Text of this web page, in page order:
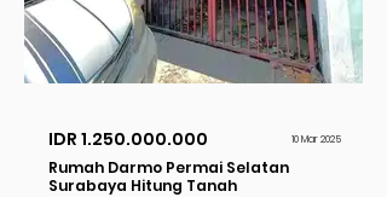
IDR 1.250.000.000 10 Mar 2025
Rumah Darmo Permai Selatan
Surabaya Hitung Tanah